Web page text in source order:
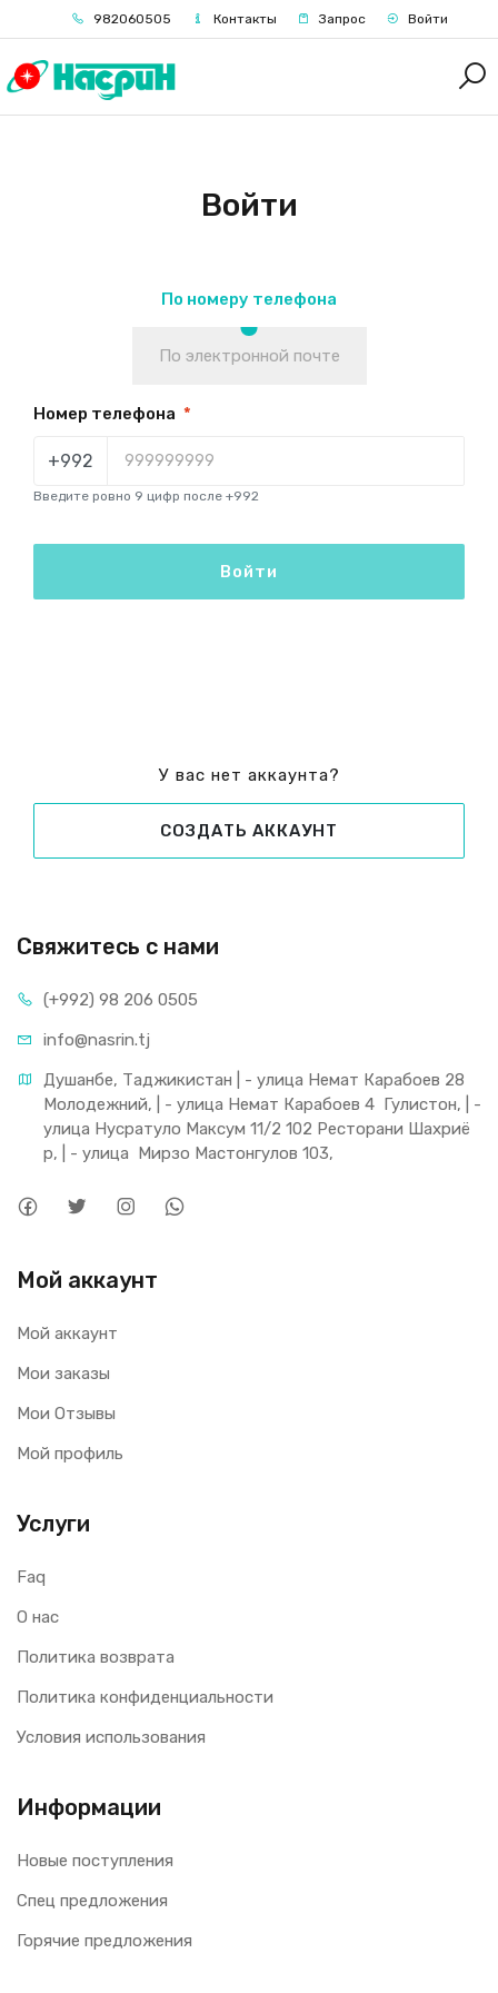
982060505 Контакты Запрос Войти
Войти
По номеру телефона
По электронной почте
Номер телефона *
+992
Введите ровно 9 цифр после +992
Войти
У вас нет аккаунта?
СОЗДАТЬ АККАУНТ
Свяжитесь с нами
(+992) 98 206 0505
info@nasrin.tj
Душанбе, Таджикистан | - улица Немат Карабоев 28
Молодежний, | - улица Немат Карабоев 4  Гулистон, | -
улица Нусратуло Максум 11/2 102 Ресторани Шахриё
р, | - улица  Мирзо Мастонгулов 103,
Мой аккаунт
Мой аккаунт
Мои заказы
Мои Отзывы
Мой профиль
Услуги
Faq
О нас
Политика возврата
Политика конфиденциальности
Условия использования
Информации
Новые поступления
Спец предложения
Горячие предложения